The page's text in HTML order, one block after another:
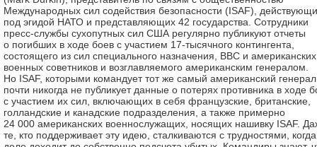
Международных сил содействия безопасности (ISAF),
под эгидой НАТО и представляющих 42 государства. Сотрудники
пресс-службы сухопутных сил США регулярно публикуют отчеты
о погибших в ходе боев с участием 17-тысячного контингента,
состоящего из сил специального назначения, ВВС и американских
военных советников и возглавляемого американским генералом.
Но ISAF, которыми командует тот же самый американский
почти никогда не публикует данные о потерях противника в ходе
с участием их сил, включающих в себя французские, британские,
голландские и канадские подразделения, а также примерно
24 000 американских военнослужащих, носящих нашивку ISAF.
те, кто поддерживает эту идею, сталкиваются с трудностями, когда